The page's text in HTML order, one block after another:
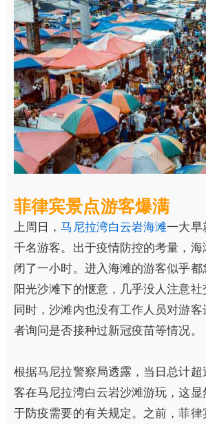
菲律宾景点游客爆满‍
上周日，马尼拉湾白云岩海滩一大早
千名游客。出于疫情防控的考量，
闭了一小时。进入海滩的游客似乎
阳光沙滩下的惬意，几乎没人注意社
同时，沙滩内也没有工作人员对游
者询问是否接种过新冠疫苗等情况。
根据马尼拉警察局透露，当日总计
客在马尼拉湾白云岩沙滩游玩，这
于防疫需要的有关规定。之前，菲